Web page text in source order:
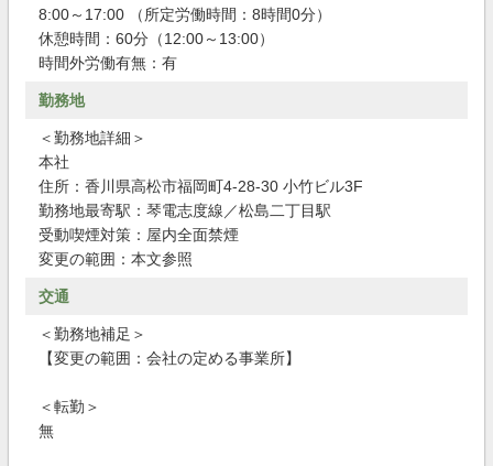
8:00～17:00 （所定労働時間：8時間0分）
休憩時間：60分（12:00～13:00）
時間外労働有無：有
勤務地
＜勤務地詳細＞
本社
住所：香川県高松市福岡町4-28-30 小竹ビル3F
勤務地最寄駅：琴電志度線／松島二丁目駅
受動喫煙対策：屋内全面禁煙
変更の範囲：本文参照
交通
＜勤務地補足＞
【変更の範囲：会社の定める事業所】
＜転勤＞
無